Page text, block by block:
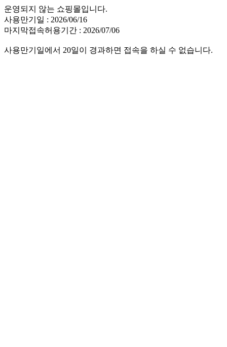
운영되지 않는 쇼핑몰입니다.
사용만기일 : 2026/06/16
마지막접속허용기간 : 2026/07/06
사용만기일에서 20일이 경과하면 접속을 하실 수 없습니다.